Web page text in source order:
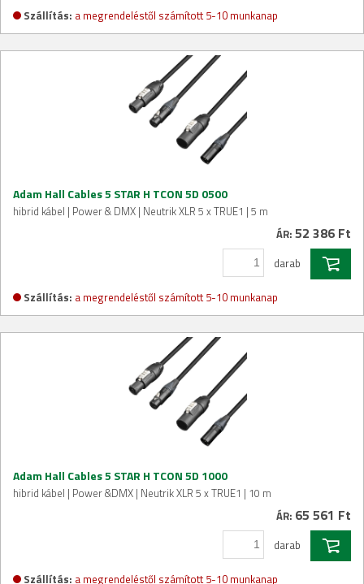
Szállítás: a megrendeléstől számított 5-10 munkanap
Adam Hall Cables 5 STAR H TCON 5D 0500
hibrid kábel | Power & DMX | Neutrik XLR 5 x TRUE1 | 5 m
ÁR: 52 386 Ft
darab
Szállítás: a megrendeléstől számított 5-10 munkanap
Adam Hall Cables 5 STAR H TCON 5D 1000
hibrid kábel | Power &DMX | Neutrik XLR 5 x TRUE1 | 10 m
ÁR: 65 561 Ft
darab
Szállítás: a megrendeléstől számított 5-10 munkanap